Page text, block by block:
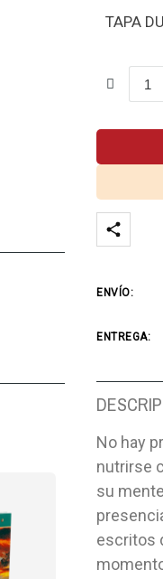
TAPA
ENVÍO:
ENTREGA:
No hay
nutrirse
su
escritos